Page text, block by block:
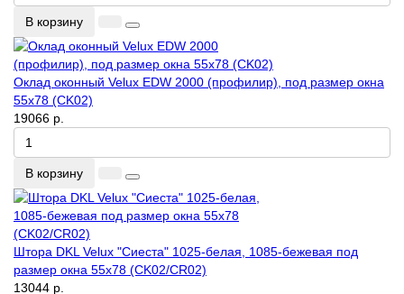
В корзину
Оклад оконный Velux EDW 2000 (профилир), под размер окна
55x78 (CK02)
19066 р.
В корзину
Штора DKL Velux "Сиеста" 1025-белая, 1085-бежевая под
размер окна 55x78 (CK02/CR02)
13044 р.